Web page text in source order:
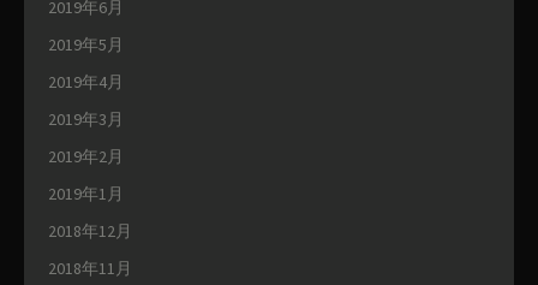
2019年6月
2019年5月
2019年4月
2019年3月
2019年2月
2019年1月
2018年12月
2018年11月